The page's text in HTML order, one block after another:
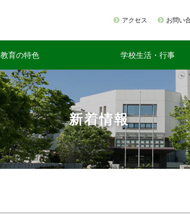
アクセス お問い
教育の特色 学校生活・行事
新着情報